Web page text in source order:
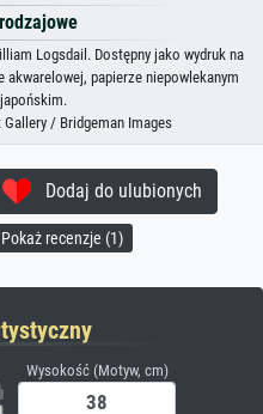
Logsdail. Dostępny jako wydruk na
papierze niepowlekanym
/ Bridgeman Images
Dodaj do ulubionych
Pokaż recenzje (1)
Wysokość (Motyw, cm)